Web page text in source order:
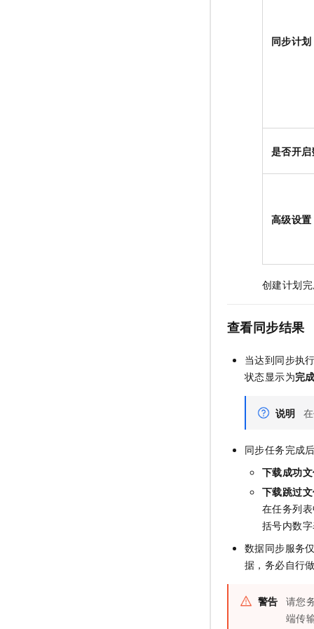
同步计划
是否开
高级设置
创建计划
查看同步结果
当达到同步执
状态显示为完
说明
同步任务完成
下载成功
下载跳过
在任务列
括号内数
数据同步服务
据，务必自行
警告 请您
端传